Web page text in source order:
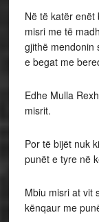
Në të katër
misri me të
gjithë mendonin
e begat me
Edhe Mulla
misrit.
Por të bijët nuk
punët e tyre në
Mbiu misri at vit
kënqaur me